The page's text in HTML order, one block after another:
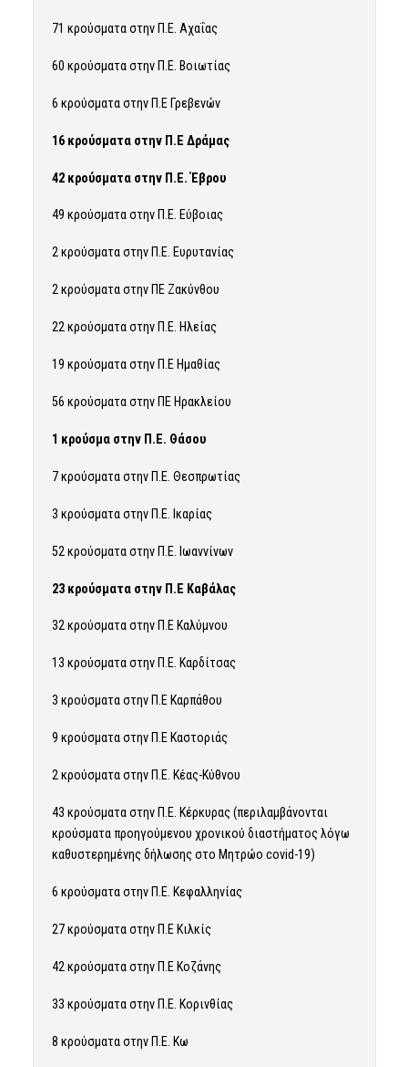
71 κρούσματα στην Π.Ε. Αχαΐας
60 κρούσματα στην Π.Ε. Βοιωτίας
6 κρούσματα στην Π.Ε Γρεβενών
16 κρούσματα στην Π.Ε Δράμας
42 κρούσματα στην Π.Ε. Έβρου
49 κρούσματα στην Π.Ε. Εύβοιας
2 κρούσματα στην Π.Ε. Ευρυτανίας
2 κρούσματα στην ΠΕ Ζακύνθου
22 κρούσματα στην Π.Ε. Ηλείας
19 κρούσματα στην Π.Ε Ημαθίας
56 κρούσματα στην ΠΕ Ηρακλείου
1 κρούσμα στην Π.Ε. Θάσου
7 κρούσματα στην Π.Ε. Θεσπρωτίας
3 κρούσματα στην Π.Ε. Ικαρίας
52 κρούσματα στην Π.Ε. Ιωαννίνων
23 κρούσματα στην Π.Ε Καβάλας
32 κρούσματα στην Π.Ε Καλύμνου
13 κρούσματα στην Π.Ε. Καρδίτσας
3 κρούσματα στην Π.Ε Καρπάθου
9 κρούσματα στην Π.Ε Καστοριάς
2 κρούσματα στην Π.Ε. Κέας-Κύθνου
43 κρούσματα στην Π.Ε. Κέρκυρας (περιλαμβάνονται
κρούσματα προηγούμενου χρονικού διαστήματος λόγω
καθυστερημένης δήλωσης στο Μητρώο covid-19)
6 κρούσματα στην Π.Ε. Κεφαλληνίας
27 κρούσματα στην Π.Ε Κιλκίς
42 κρούσματα στην Π.Ε Κοζάνης
33 κρούσματα στην Π.Ε. Κορινθίας
8 κρούσματα στην Π.Ε. Κω